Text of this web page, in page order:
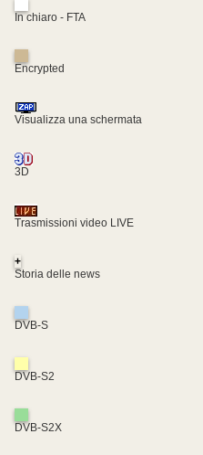
In chiaro - FTA
Encrypted
Visualizza una schermata
3D
Trasmissioni video LIVE
+
Storia delle news
DVB-S
DVB-S2
DVB-S2X